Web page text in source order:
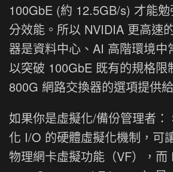
100GbE (約 12.5GB/s) 才能
分效能。所以 NVIDIA 更高速
器是資料中心、AI 高階環境中
以突破 100GbE 既有的規格限
800G 網路交換器的選項提供
如果你是虛擬化/備份管理者：
化 I/O 的硬體虛擬化機制，可
物理網卡虛擬功能（VF），而